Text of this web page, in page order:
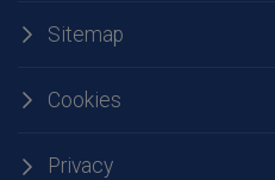
Sitemap
Cookies
Privacy